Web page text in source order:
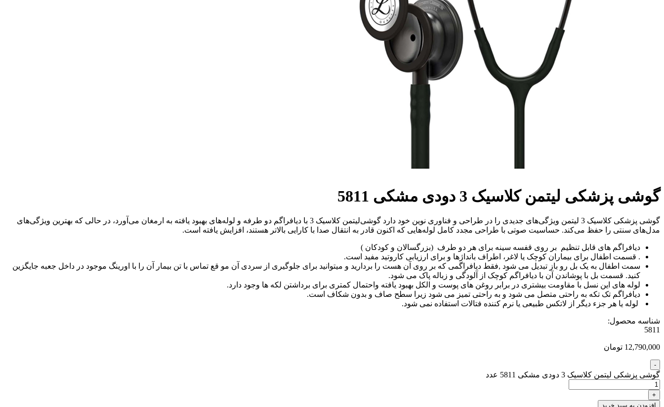
گوشی پزشکی لیتمن کلاسیک 3 دودی مشکی 5811
گوشی‌ پزشکی کلاسیک 3 لیتمن ویژگی‌های جدیدی را در طراحی و فناوری نوین خود دارد گوشی‌لیتمن کلاسیک 3 با دیافراگم دو طرفه و لوله‌های بهبود یافته به ارمغان می‌آورد، در حالی که بهترین ویژگی‌های
مدل‌های سنتی را حفظ می‌کند. حساسیت صوتی با طراحی مجدد کامل لوله‌هایی که اکنون قادر به انتقال صدا با کارایی بالاتر هستند، افزایش یافته است.
دیافراگم های قابل تنظیم بر روی قفسه سینه برای هر دو طرف (بزرگسالان و کودکان )
. قسمت اطفال برای بیماران کوچک یا لاغر، اطراف بانداژها و برای ارزیابی کاروتید مفید است.
سمت اطفال به یک بل رو باز تبدیل می شود ,فقط دیافراگمی که بر روی آن هست را بردارید و میتوانید برای جلوگیری از سردی آن مو قع تماس با تن بیمار آن را با اورینگ موجود در داخل جعبه جایگزین
کنید. قسمت بل با پوشاندن آن با دیافراگم کوچک از آلودگی و زباله پاک می شود.
لوله های این نسل با مقاومت بیشتری در برابر روغن های پوست و الکل بهبود یافته واحتمال کمتری برای برداشتن لکه ها وجود دارد.
دیافراگم تک تکه به راحتی متصل می شود و به راحتی تمیز می شود زیرا سطح صاف و بدون شکاف است.
لوله یا هر جزء دیگر از لاتکس طبیعی یا نرم کننده فتالات استفاده نمی شود.
شناسه محصول:
5811
12,790,000 تومان
گوشی پزشکی لیتمن کلاسیک 3 دودی مشکی 5811 عدد
افزودن به سبد خرید